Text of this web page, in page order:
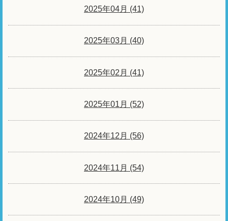
2025年04月 (41)
2025年03月 (40)
2025年02月 (41)
2025年01月 (52)
2024年12月 (56)
2024年11月 (54)
2024年10月 (49)